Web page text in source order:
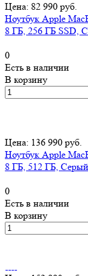
Цена: 82 990 руб.
Ноутбук Apple
8 ГБ, 256 ГБ SSD,
0
Есть в наличии
В корзину
Цена: 136 990 руб.
Ноутбук Apple
8 ГБ, 512 ГБ,
0
Есть в наличии
В корзину